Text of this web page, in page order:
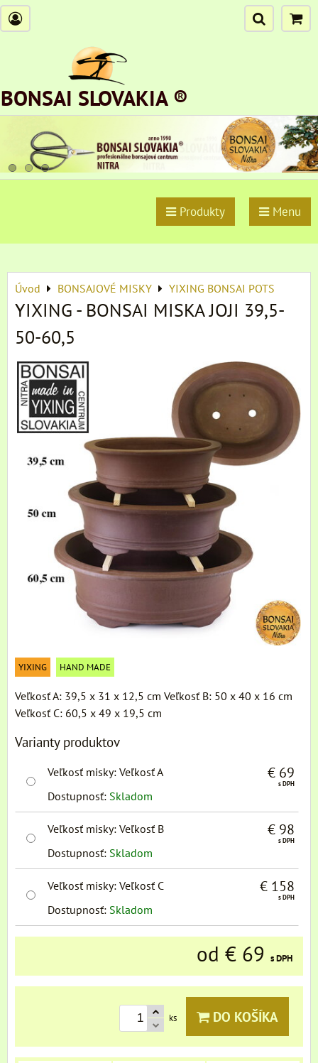
BONSAI SLOVAKIA ®
Produkty Menu
Úvod BONSAJOVÉ MISKY YIXING BONSAI POTS
YIXING - BONSAI MISKA JOJI 39,5-
50-60,5
YIXING HAND MADE
Veľkosť A: 39,5 x 31 x 12,5 cm Veľkosť B: 50 x 40 x 16 cm
Veľkosť C: 60,5 x 49 x 19,5 cm
Varianty produktov
Veľkosť misky: Veľkosť A
Dostupnosť: Skladom
€ 69
s DPH
Veľkosť misky: Veľkosť B
Dostupnosť: Skladom
€ 98
s DPH
Veľkosť misky: Veľkosť C
Dostupnosť: Skladom
€ 158
s DPH
od € 69 s DPH
ks DO KOŠÍKA